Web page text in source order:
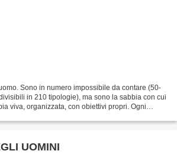
Sono in numero impossibile da contare (50-
in 210 tipologie), ma sono la sabbia con cui
viva, organizzata, con obiettivi propri. Ogni
UOMINI